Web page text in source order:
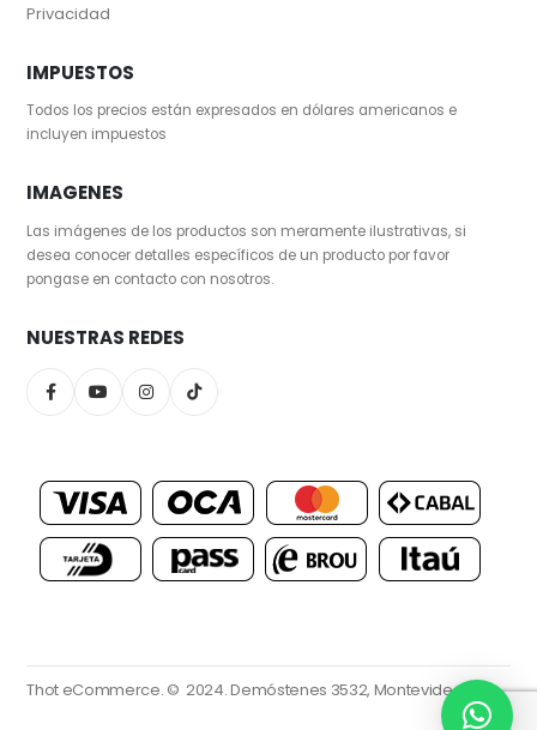
Privacidad
IMPUESTOS
Todos los precios están expresados en dólares americanos e
incluyen impuestos
IMAGENES
Las imágenes de los productos son meramente ilustrativas, si
desea conocer detalles específicos de un producto por favor
pongase en contacto con nosotros.
NUESTRAS REDES
Thot eCommerce. © 2024.Demóstenes 3532, Montevideo.